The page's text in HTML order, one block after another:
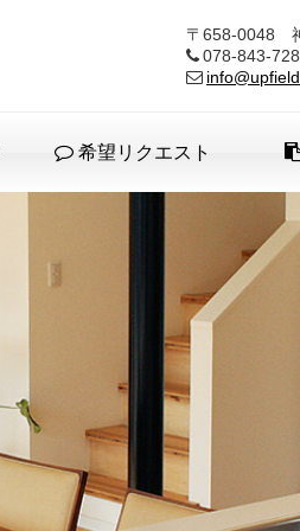
〒658-0048
078-843-
希望リクエスト